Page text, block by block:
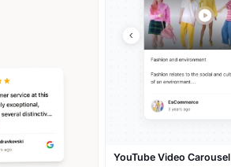
YouTube Video Carousel